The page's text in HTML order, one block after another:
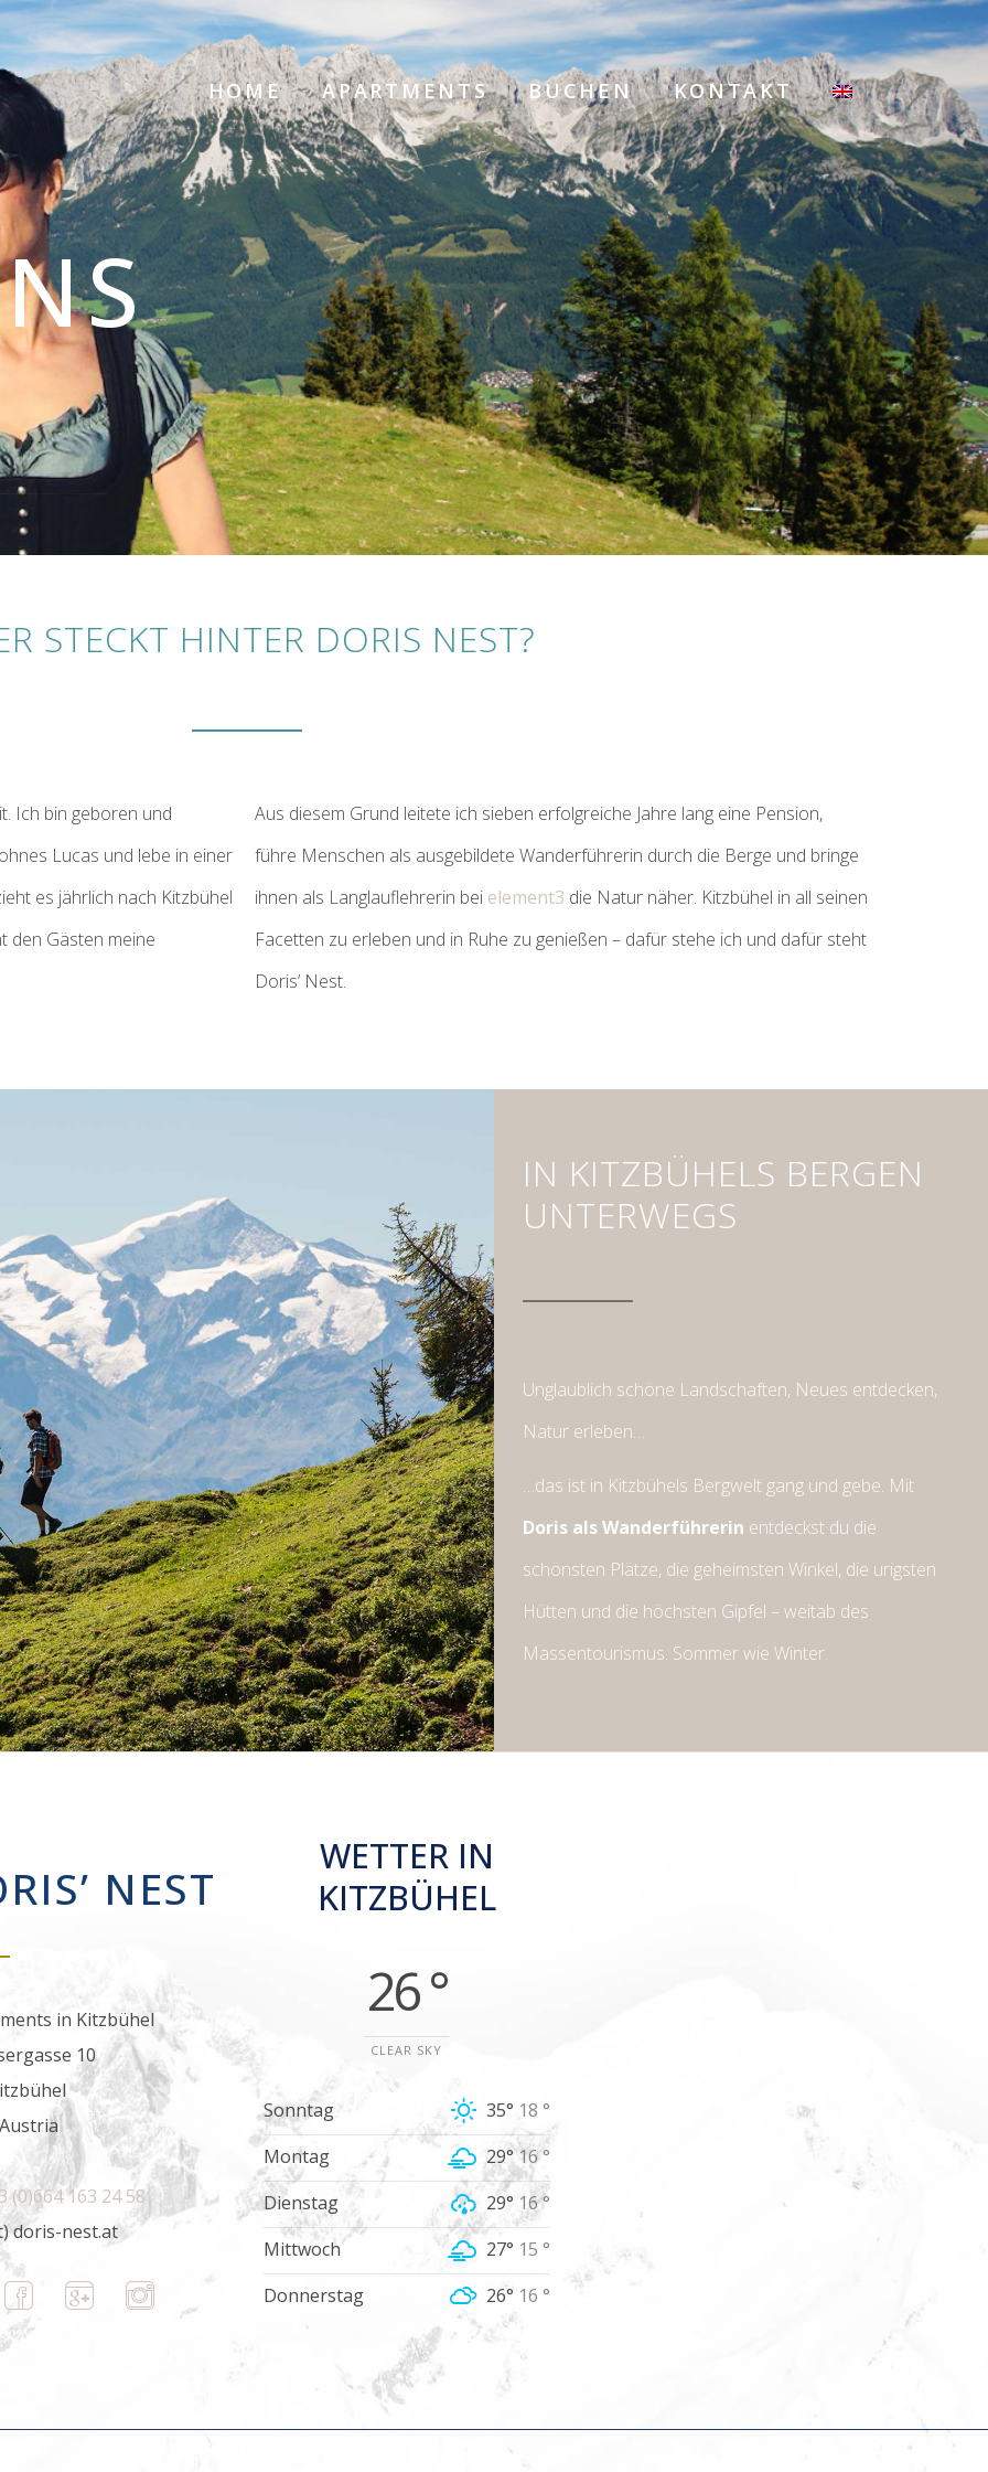
HOME APARTMENTS BUCHEN KONTAKT
STECKT HINTER DORIS NEST?
Ich bin geboren und
Lucas und lebe in einer
es jährlich nach Kitzbühel
den Gästen meine
Aus diesem Grund leitete ich sieben erfolgreiche Jahre lang eine Pension,
führe Menschen als ausgebildete Wanderführerin durch die Berge und bringe
ihnen als Langlauflehrerin bei element3 die Natur näher. Kitzbühel in all seinen
Facetten zu erleben und in Ruhe zu genießen – dafür stehe ich und dafür steht
Doris’ Nest.
IN KITZBÜHELS BERGEN
UNTERWEGS
Unglaublich schöne Landschaften, Neues entdecken,
Natur erleben…
…das ist in Kitzbühels Bergwelt gang und gebe. Mit
Doris als Wanderführerin entdeckst du die
schönsten Plätze, die geheimsten Winkel, die urigsten
Hütten und die höchsten Gipfel – weitab des
Massentourismus. Sommer wie Winter.
NEST
in Kitzbühel
10
(0)664 163 24 58
doris-nest.at
WETTER IN
KITZBÜHEL
26 °
CLEAR SKY
Sonntag 35° 18 °
Montag
29°16 °
Dienstag
29° 16 °
Mittwoch
27° 15 °
Donnerstag
26° 16 °